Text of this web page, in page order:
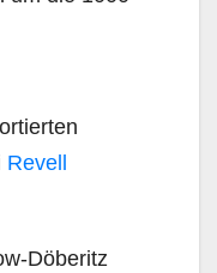
Revell
Döberitz